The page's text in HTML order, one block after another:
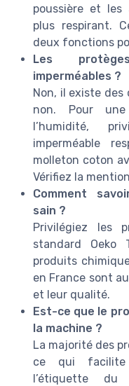
poussière et
plus respirant.
deux fonctions
Les
imperméables ?
Non, il existe des
non. Pour
l’humidité,
imperméable
molleton coton
Vérifiez la
Comment
sain ?
Privilégiez les
standard Oeko
produits
en France sont
et leur qualité.
Est-ce que le
la machine ?
La majorité des
ce qui facilite
l’étiquette